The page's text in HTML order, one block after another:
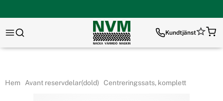
Kundtjänst
Hem Avant reservdelar(dold) Centreringssats, komplett